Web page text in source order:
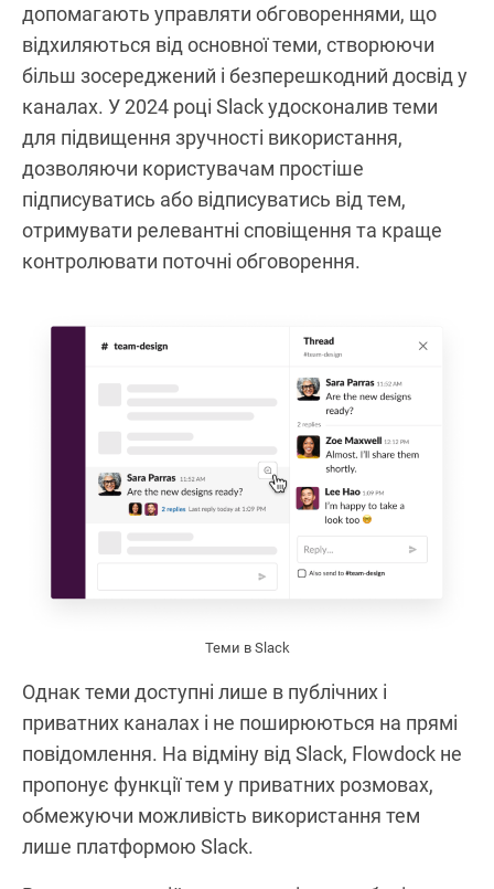
допомагають управляти обговореннями, що
відхиляються від основної теми, створюючи
більш зосереджений і безперешкодний досвід у
каналах. У 2024 році Slack удосконалив теми
для підвищення зручності використання,
дозволяючи користувачам простіше
підписуватись або відписуватись від тем,
отримувати релевантні сповіщення та краще
контролювати поточні обговорення.
Теми в Slack
Однак теми доступні лише в публічних і
приватних каналах і не поширюються на прямі
повідомлення. На відміну від Slack, Flowdock не
пропонує функції тем у приватних розмовах,
обмежуючи можливість використання тем
лише платформою Slack.